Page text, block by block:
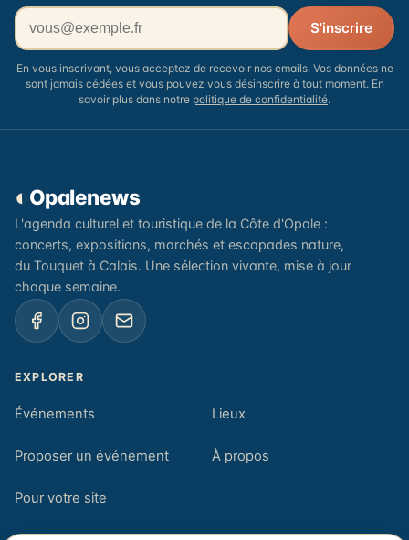
Votre adresse email
S'inscrire
En vous inscrivant, vous acceptez de recevoir nos emails. Vos données ne
sont jamais cédées et vous pouvez vous désinscrire à tout moment. En
savoir plus dans notre politique de confidentialité.
◐ Opalenews
L'agenda culturel et touristique de la Côte d'Opale :
concerts, expositions, marchés et escapades nature,
du Touquet à Calais. Une sélection vivante, mise à jour
chaque semaine.
EXPLORER
Événements Lieux
Proposer un événement À propos
Pour votre site